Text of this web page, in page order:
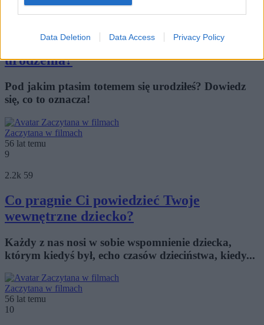
Data Deletion Data Access Privacy Policy
Jaki ptak patronuje Twojej dacie
urodzenia?
Pod jakim ptasim totemem się urodziłeś? Dowiedz
się, co to oznacza!
Zaczytana w filmach
56 lat temu
9
2.2k 59
Co pragnie Ci powiedzieć Twoje
wewnętrzne dziecko?
Każdy z nas nosi w sobie wspomnienie dziecka,
którym kiedyś był, echo czasów dzieciństwa, kiedy...
Zaczytana w filmach
56 lat temu
10